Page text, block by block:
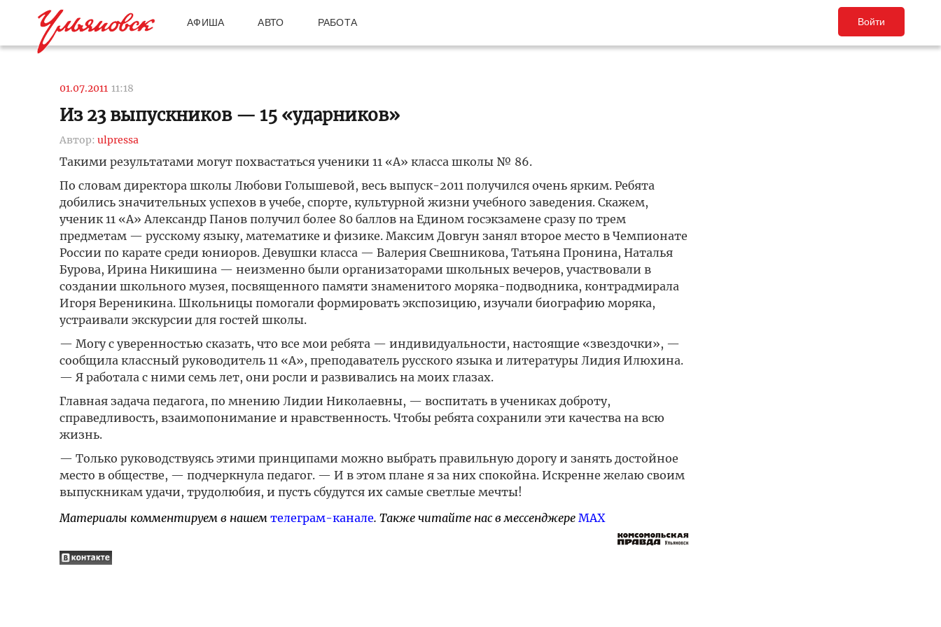
АФИША АВТО РАБОТА Войти
01.07.2011 11:18
Из 23 выпускников — 15 «ударников»
Автор: ulpressa
Такими результатами могут похвастаться ученики 11 «А» класса школы № 86.
По словам директора школы Любови Голышевой, весь выпуск-2011 получился очень ярким. Ребята
добились значительных успехов в учебе, спорте, культурной жизни учебного заведения. Скажем,
ученик 11 «А» Александр Панов получил более 80 баллов на Едином госэкзамене сразу по трем
предметам — русскому языку, математике и физике. Максим Довгун занял второе место в Чемпионате
России по карате среди юниоров. Девушки класса — Валерия Свешникова, Татьяна Пронина, Наталья
Бурова, Ирина Никишина — неизменно были организаторами школьных вечеров, участвовали в
создании школьного музея, посвященного памяти знаменитого моряка-подводника, контрадмирала
Игоря Вереникина. Школьницы помогали формировать экспозицию, изучали биографию моряка,
устраивали экскурсии для гостей школы.
— Могу с уверенностью сказать, что все мои ребята — индивидуальности, настоящие «звездочки», —
сообщила классный руководитель 11 «А», преподаватель русского языка и литературы Лидия Илюхина.
— Я работала с ними семь лет, они росли и развивались на моих глазах.
Главная задача педагога, по мнению Лидии Николаевны, — воспитать в учениках доброту,
справедливость, взаимопонимание и нравственность. Чтобы ребята сохранили эти качества на всю
жизнь.
— Только руководствуясь этими принципами можно выбрать правильную дорогу и занять достойное
место в обществе, — подчеркнула педагог. — И в этом плане я за них спокойна. Искренне желаю своим
выпускникам удачи, трудолюбия, и пусть сбудутся их самые светлые мечты!
Материалы комментируем в нашем телеграм-канале. Также читайте нас в мессенджере MAX